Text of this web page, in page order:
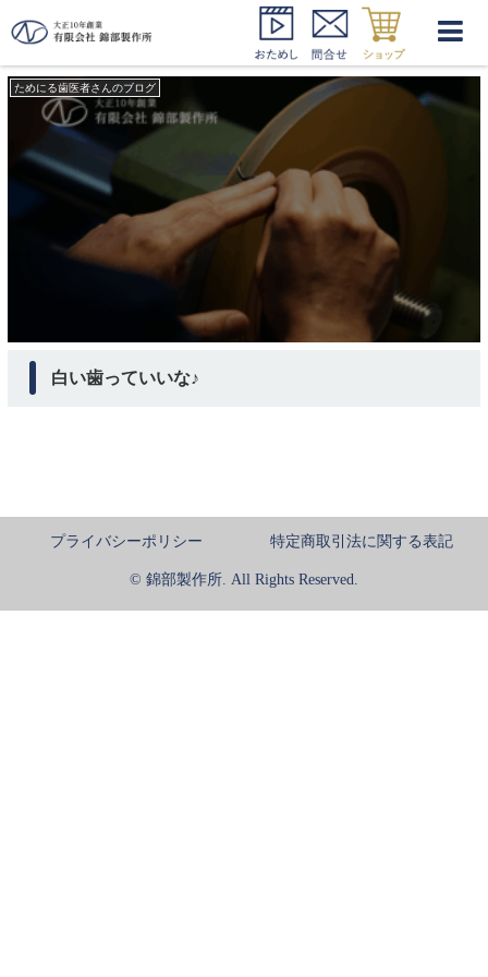
ホワイトニング 種類
ためにる歯医者さんのブログ
白い歯っていいな♪
プライバシーポリシー 特定商取引法に関する表記
© 錦部製作所. All Rights Reserved.